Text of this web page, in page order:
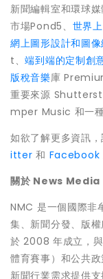
新聞編輯室和環球
市場Pond5、 世界
網上圖形設計和圖
t、端到端的定制創
版稅音樂庫
重要來源
mper Music 和一
如欲了解更多資訊
itter 和 Facebook
關於 News
NMC 是一個國際非
集、新聞分發、版
於 2008 年成立，
體育賽事）和公共
新聞行業需求提供支